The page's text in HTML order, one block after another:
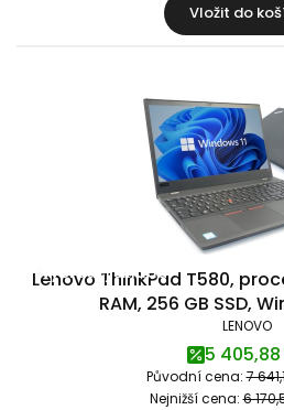
Vložit do
Výprodej skladu
Lenovo ThinkPad T580,
RAM, 256 GB SSD,
LENOVO
5 405,88
Původní cena: 7
Nejnižší cena: 6